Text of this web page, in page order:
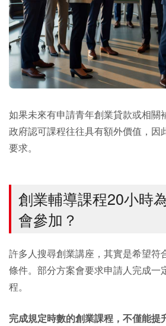
如果未來有申請青年創業貸款或相關
政府認可課程往往具有額外價值，因
要求。
創業輔導課程20小時
會參加？
許多人搜尋創業講座，其實是希望符
條件。部分方案會要求申請人完成一
程。
完成規定時數的創業課程，不僅能提